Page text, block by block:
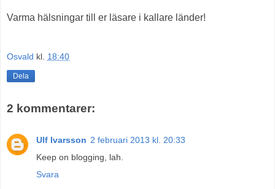
Varma hälsningar till er läsare i kallare länder!
Osvald kl. 18:40
Dela
2 kommentarer:
Ulf Ivarsson 2 februari 2013 kl. 20:33
Keep on blogging, lah.
Svara